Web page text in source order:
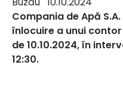
Compania de Apă
înlocuire a unui
de 10.10.2024, în
12:30.